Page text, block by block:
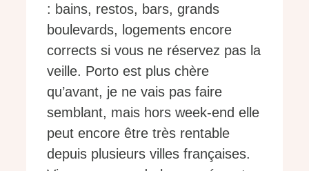
: bains, restos, bars, grands
boulevards, logements encore
corrects si vous ne réservez pas la
veille. Porto est plus chère
qu’avant, je ne vais pas faire
semblant, mais hors week-end elle
peut encore être très rentable
depuis plusieurs villes françaises.